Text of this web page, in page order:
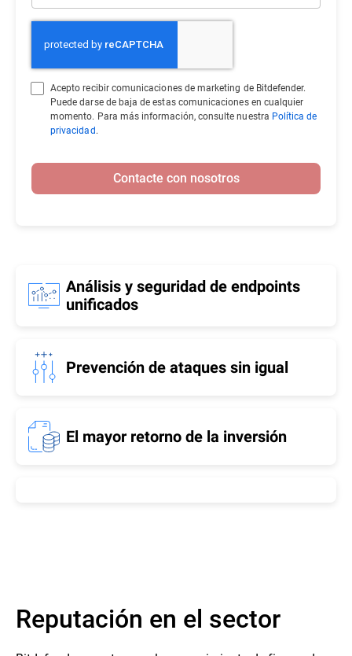
Análisis y seguridad de endpoints
unificados
Prevención de ataques sin igual
El mayor retorno de la inversión
Acepto recibir comunicaciones de marketing de Bitdefender.
Puede darse de baja de estas comunicaciones en cualquier
momento. Para más información, consulte nuestra Política de
privacidad.
Contacte con nosotros
Reputación en el sector